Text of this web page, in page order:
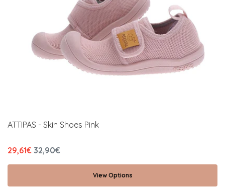
ATTIPAS - Skin Shoes Pink
29,61€ 32,90€
View Options